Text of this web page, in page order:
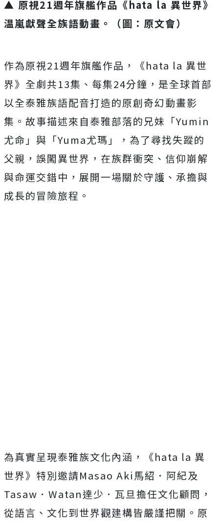
▲ ‎原視21週年旗艦作品《hata la 異世界》
温嵐獻聲全族語動畫。（圖：原文會）
作為原視21週年旗艦作品，《hata la 異世
界》全劇共13集、每集24分鐘， 是全球首部
以全泰雅族語配音打造的原創奇幻動畫影
集。 故事描述來自泰雅部落的兄妹「Yumin
尤命」與「Yuma尤瑪 」，為了尋找失蹤的
父親，誤闖異世界，在族群衝突、 信仰崩解
與命運交錯中，展開一場關於守護、 承擔與
成長的冒險旅程。
為真實呈現泰雅族文化內涵，《hata la 異
世界》特別邀請Masao Aki馬紹．阿紀及
Tasaw．Watan達少．瓦旦擔任文化顧問，
從語言、文化到世界觀建構皆嚴謹把關。原